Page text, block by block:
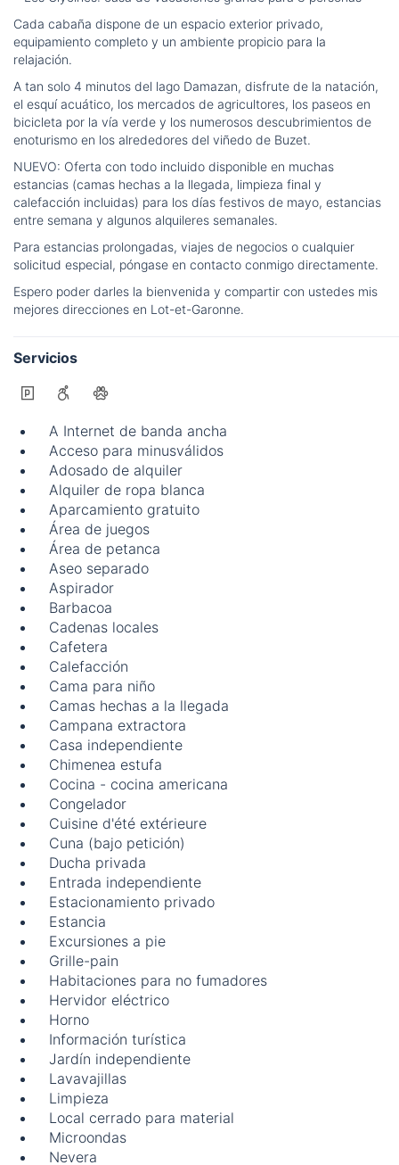
Cada cabaña dispone de un espacio exterior privado,
equipamiento completo y un ambiente propicio para la
relajación.
A tan solo 4 minutos del lago Damazan, disfrute de la natación,
el esquí acuático, los mercados de agricultores, los paseos en
bicicleta por la vía verde y los numerosos descubrimientos de
enoturismo en los alrededores del viñedo de Buzet.
NUEVO: Oferta con todo incluido disponible en muchas
estancias (camas hechas a la llegada, limpieza final y
calefacción incluidas) para los días festivos de mayo, estancias
entre semana y algunos alquileres semanales.
Para estancias prolongadas, viajes de negocios o cualquier
solicitud especial, póngase en contacto conmigo directamente.
Espero poder darles la bienvenida y compartir con ustedes mis
mejores direcciones en Lot-et-Garonne.
Servicios
A Internet de banda ancha
Acceso para minusválidos
Adosado de alquiler
Alquiler de ropa blanca
Aparcamiento gratuito
Área de juegos
Área de petanca
Aseo separado
Aspirador
Barbacoa
Cadenas locales
Cafetera
Calefacción
Cama para niño
Camas hechas a la llegada
Campana extractora
Casa independiente
Chimenea estufa
Cocina - cocina americana
Congelador
Cuisine d'été extérieure
Cuna (bajo petición)
Ducha privada
Entrada independiente
Estacionamiento privado
Estancia
Excursiones a pie
Grille-pain
Habitaciones para no fumadores
Hervidor eléctrico
Horno
Información turística
Jardín independiente
Lavavajillas
Limpieza
Local cerrado para material
Microondas
Nevera